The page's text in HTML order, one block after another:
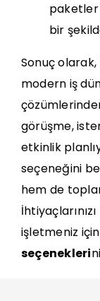
paketler
bir
Sonuç olarak,
modern iş
görüşme,
etkinlik
seçeneğini
hem de
işletmeniz
seçenekleri